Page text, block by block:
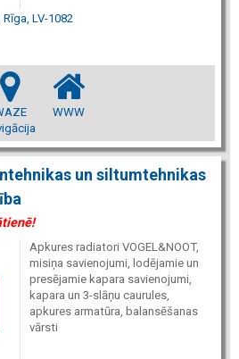
LV-1082
WWW
un siltumtehnikas
Apkures radiatori VOGEL&NOOT,
misiņa savienojumi, lodējamie un
presējamie kapara savienojumi,
kapara un 3-slāņu caurules,
apkures armatūra, balansēšanas
vārsti